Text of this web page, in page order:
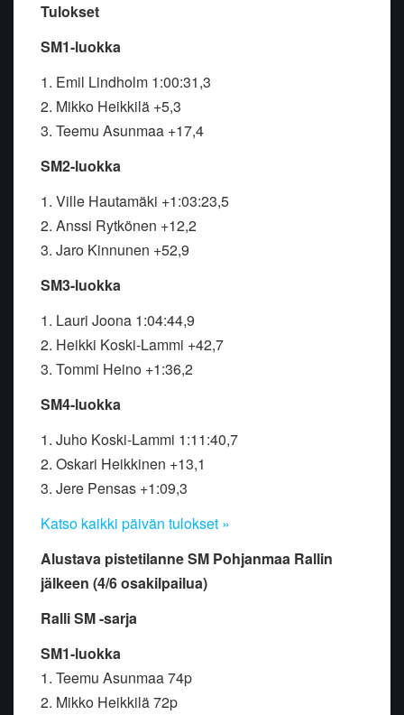
Tulokset
SM1-luokka
1. Emil Lindholm 1:00:31,3
2. Mikko Heikkilä +5,3
3. Teemu Asunmaa +17,4
SM2-luokka
1. Ville Hautamäki +1:03:23,5
2. Anssi Rytkönen +12,2
3. Jaro Kinnunen +52,9
SM3-luokka
1. Lauri Joona 1:04:44,9
2. Heikki Koski-Lammi +42,7
3. Tommi Heino +1:36,2
SM4-luokka
1. Juho Koski-Lammi 1:11:40,7
2. Oskari Heikkinen +13,1
3. Jere Pensas +1:09,3
Katso kaikki päivän tulokset »
Alustava pistetilanne SM Pohjanmaa Rallin
jälkeen (4/6 osakilpailua)
Ralli SM -sarja
SM1-luokka
1. Teemu Asunmaa 74p
2. Mikko Heikkilä 72p